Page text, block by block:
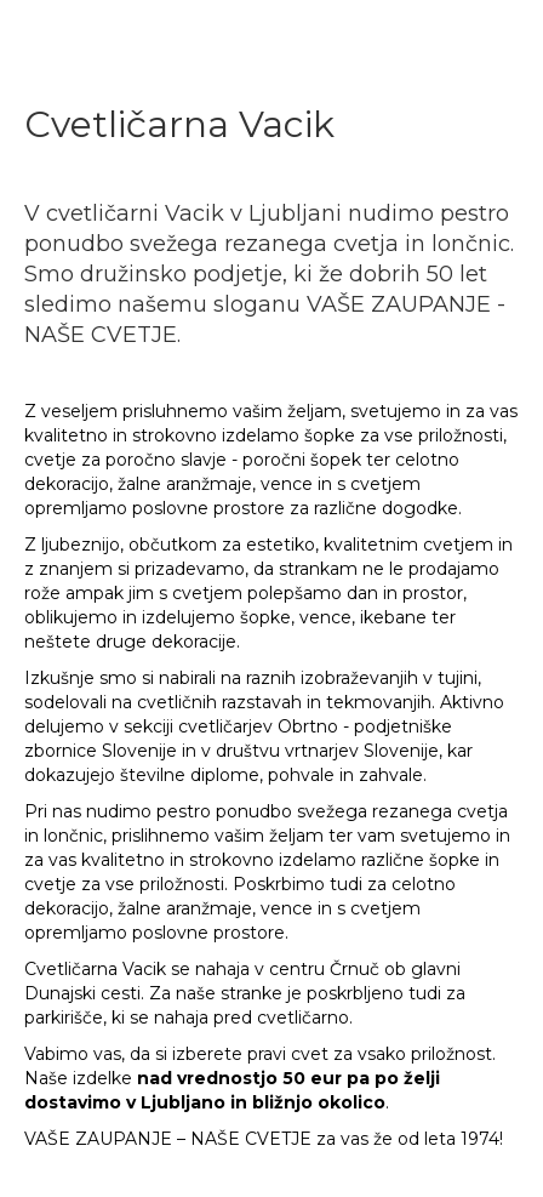
Cvetličarna Vacik
V cvetličarni Vacik v Ljubljani nudimo pestro
ponudbo svežega rezanega cvetja in lončnic.
Smo družinsko podjetje, ki že dobrih 50 let
sledimo našemu sloganu VAŠE ZAUPANJE -
NAŠE CVETJE.
Z veseljem prisluhnemo vašim željam, svetujemo in za vas
kvalitetno in strokovno izdelamo šopke za vse priložnosti,
cvetje za poročno slavje - poročni šopek ter celotno
dekoracijo, žalne aranžmaje, vence in s cvetjem
opremljamo poslovne prostore za različne dogodke.
Z ljubeznijo, občutkom za estetiko, kvalitetnim cvetjem in
z znanjem si prizadevamo, da strankam ne le prodajamo
rože ampak jim s cvetjem polepšamo dan in prostor,
oblikujemo in izdelujemo šopke, vence, ikebane ter
neštete druge dekoracije.
Izkušnje smo si nabirali na raznih izobraževanjih v tujini,
sodelovali na cvetličnih razstavah in tekmovanjih. Aktivno
delujemo v sekciji cvetličarjev Obrtno - podjetniške
zbornice Slovenije in v društvu vrtnarjev Slovenije, kar
dokazujejo številne diplome, pohvale in zahvale.
Pri nas nudimo pestro ponudbo svežega rezanega cvetja
in lončnic, prislihnemo vašim željam ter vam svetujemo in
za vas kvalitetno in strokovno izdelamo različne šopke in
cvetje za vse priložnosti. Poskrbimo tudi za celotno
dekoracijo, žalne aranžmaje, vence in s cvetjem
opremljamo poslovne prostore.
Cvetličarna Vacik se nahaja v centru Črnuč ob glavni
Dunajski cesti. Za naše stranke je poskrbljeno tudi za
parkirišče, ki se nahaja pred cvetličarno.
Vabimo vas, da si izberete pravi cvet za vsako priložnost.
Naše izdelke nad vrednostjo 50 eur pa po želji
dostavimo v Ljubljano in bližnjo okolico.
VAŠE ZAUPANJE – NAŠE CVETJE za vas že od leta 1974!